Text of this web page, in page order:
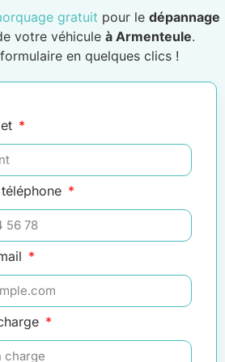
gratuit pour le dépannage
votre véhicule à Armenteule.
en quelques clics !